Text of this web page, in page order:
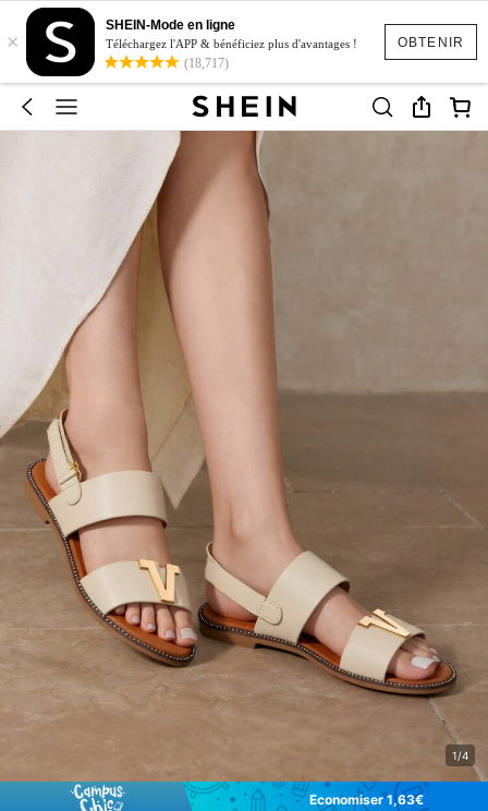
OBTENIR
×
SHEIN-Mode en ligne
Téléchargez l'APP & bénéficiez plus d'avantages !
(18,717)
1/4
Économiser 1,63€